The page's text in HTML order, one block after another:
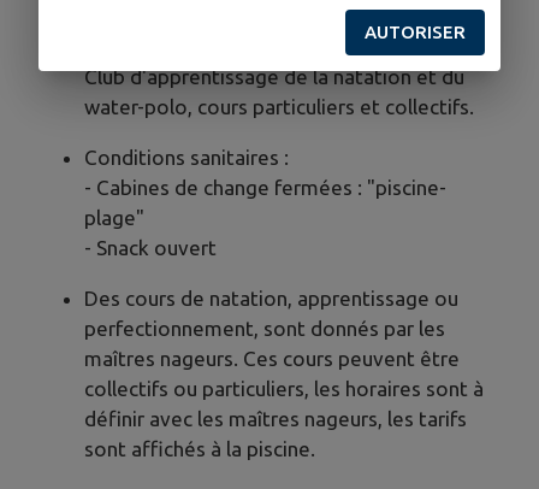
- 3 bassins ludiques "0-6 ans" (prof=20 à 30
cm) reliés par deux toboggans.
Club d'apprentissage de la natation et du
water-polo, cours particuliers et collectifs.
Conditions sanitaires :
- Cabines de change fermées : "piscine-
plage"
- Snack ouvert
Des cours de natation, apprentissage ou
perfectionnement, sont donnés par les
maîtres nageurs. Ces cours peuvent être
collectifs ou particuliers, les horaires sont à
définir avec les maîtres nageurs, les tarifs
sont affichés à la piscine.
AUTORISER